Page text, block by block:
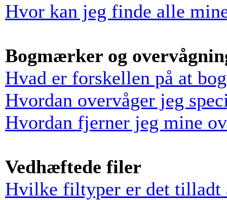
Hvor kan jeg finde alle
Bogmærker og
Hvad er forskellen på at
Hvordan overvåger jeg
Hvordan fjerner jeg mine
Vedhæftede filer
Hvilke filtyper er det tilladt